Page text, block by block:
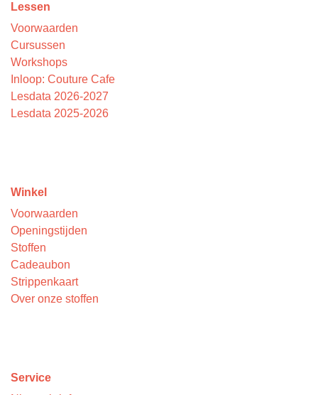
Lessen
Voorwaarden
Cursussen
Workshops
Inloop: Couture Cafe
Lesdata 2026-2027
Lesdata 2025-2026
Winkel
Voorwaarden
Openingstijden
Stoffen
Cadeaubon
Strippenkaart
Over onze stoffen
Service